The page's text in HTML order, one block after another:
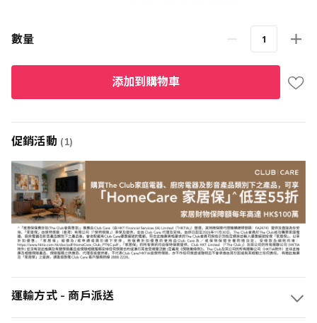
數量
添加到購物車
促銷活動 (1)
運輸方式 - 商戶派送